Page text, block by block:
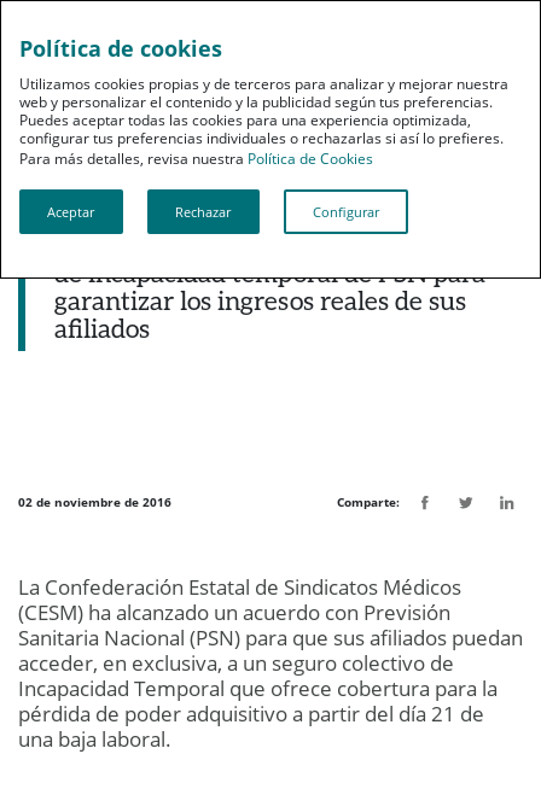
Noticias destacadas
CESM amplía las coberturas del seguro
de incapacidad temporal de PSN para
garantizar los ingresos reales de sus
afiliados
02 de noviembre de 2016 Comparte:
La Confederación Estatal de Sindicatos Médicos
(CESM) ha alcanzado un acuerdo con Previsión
Sanitaria Nacional (PSN) para que sus afiliados puedan
acceder, en exclusiva, a un seguro colectivo de
Incapacidad Temporal que ofrece cobertura para la
pérdida de poder adquisitivo a partir del día 21 de
una baja laboral.
Política de cookies
Utilizamos cookies propias y de terceros para analizar y mejorar nuestra
web y personalizar el contenido y la publicidad según tus preferencias.
Puedes aceptar todas las cookies para una experiencia optimizada,
configurar tus preferencias individuales o rechazarlas si así lo prefieres.
Para más detalles, revisa nuestra Política de Cookies
Aceptar Rechazar Configurar